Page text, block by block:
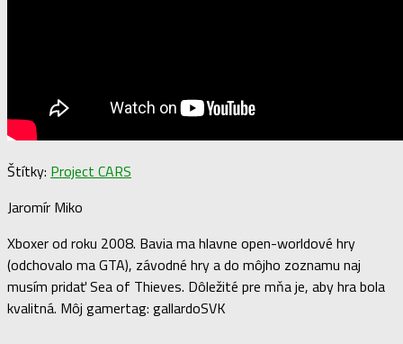
Štítky: Project CARS
Jaromír Miko
Xboxer od roku 2008. Bavia ma hlavne open-worldové hry
(odchovalo ma GTA), závodné hry a do môjho zoznamu naj
musím pridať Sea of Thieves. Dôležité pre mňa je, aby hra bola
kvalitná. Môj gamertag: gallardoSVK